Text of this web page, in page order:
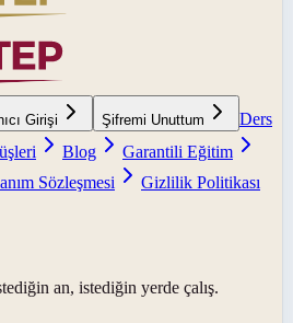
Girişi Şifremi Unuttum
Ders
Blog
Garantili Eğitim
Sözleşmesi
Gizlilik Politikası
an, istediğin yerde çalış.